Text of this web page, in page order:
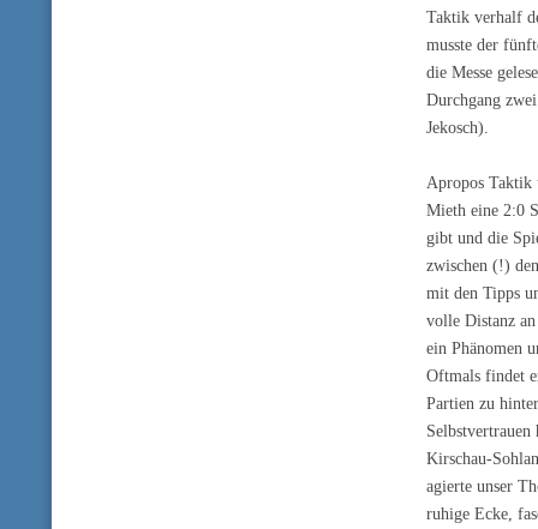
Taktik verhalf
musste der
die Messe
Durchgang
Jekosch).
Apropos Taktik
Mieth eine 2:0
gibt und die
zwischen (!)
mit den Tipps
volle Distanz
ein Phänomen
Oftmals findet
Partien zu
Kirschau-
agierte unser
ruhige Ecke,